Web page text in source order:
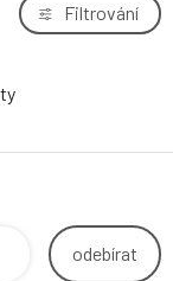
Filtrování
odebírat